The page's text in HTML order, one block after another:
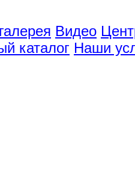
Видео
каталог Наши